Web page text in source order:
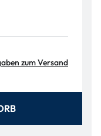
zum Versand